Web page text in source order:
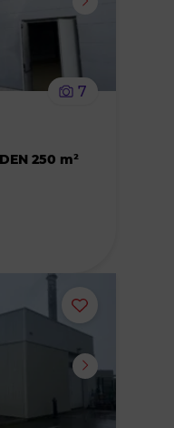
7
250 m²
Ajouter
ou